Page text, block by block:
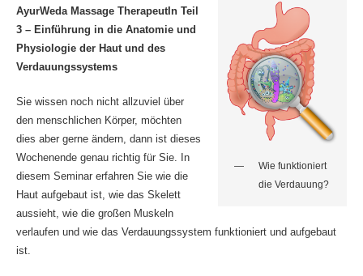
Wie funktioniert
die Verdauung?
AyurWeda Massage TherapeutIn Teil
3 – Einführung in die Anatomie und
Physiologie der Haut und des
Verdauungssystems
Sie wissen noch nicht allzuviel über
den menschlichen Körper, möchten
dies aber gerne ändern, dann ist dieses
Wochenende genau richtig für Sie. In
diesem Seminar erfahren Sie wie die
Haut aufgebaut ist, wie das Skelett
aussieht, wie die großen Muskeln
verlaufen und wie das Verdauungssystem funktioniert und aufgebaut
ist.